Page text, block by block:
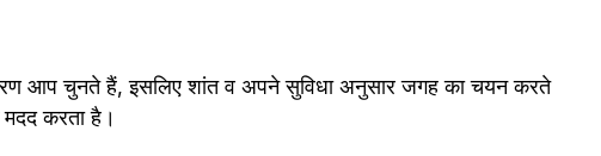
आप चुनते हैं, इसलिए शांत व अपने सुविधा अनुसार जगह का चयन करते
करता है।